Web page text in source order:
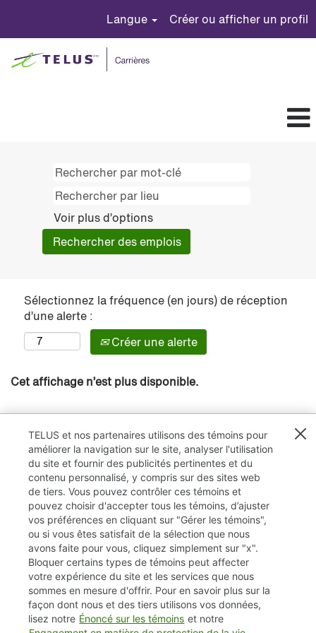
Langue Créer ou afficher un profil
Voir plus d’options
Sélectionnez la fréquence (en jours) de réception
d’une alerte :
Créer une alerte
Cet affichage n’est plus disponible.
TELUS.com
Vie privée / Cookies (témoins)
Accessibilité
TELUS et nos partenaires utilisons des témoins pour
améliorer la navigation sur le site, analyser l'utilisation
du site et fournir des publicités pertinentes et du
contenu personnalisé, y compris sur des sites web
de tiers. Vous pouvez contrôler ces témoins et
pouvez choisir d'accepter tous les témoins, d’ajuster
vos préférences en cliquant sur "Gérer les témoins",
ou si vous êtes satisfait de la sélection que nous
avons faite pour vous, cliquez simplement sur "x".
Bloquer certains types de témoins peut affecter
votre expérience du site et les services que nous
sommes en mesure d'offrir. Pour en savoir plus sur la
façon dont nous et des tiers utilisons vos données,
lisez notre Énoncé sur les témoins et notre